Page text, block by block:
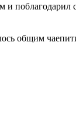
общим